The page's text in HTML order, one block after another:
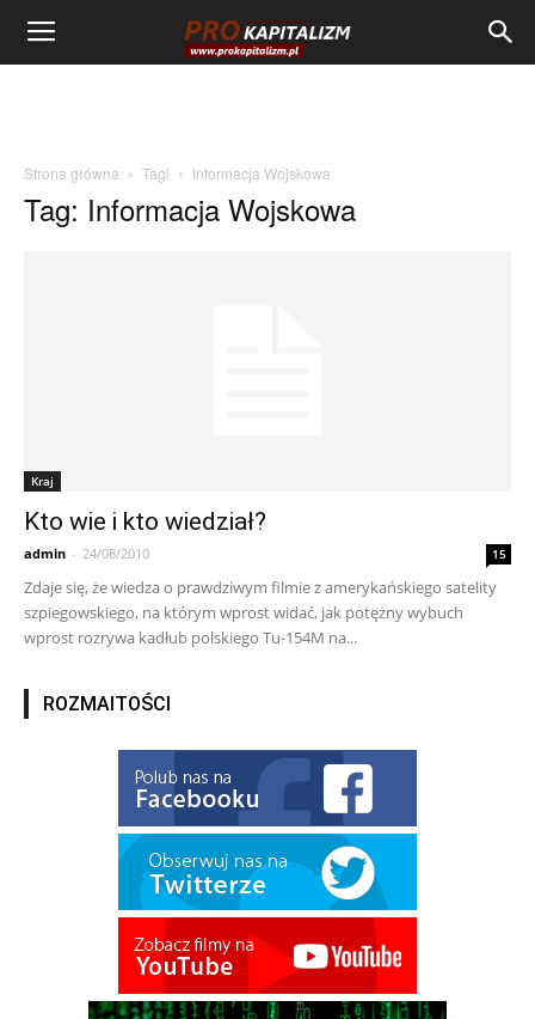
Strona główna Tagi Informacja Wojskowa
Tag: Informacja Wojskowa
Kraj
Kto wie i kto wiedział?
admin - 24/08/2010 15
Zdaje się, że wiedza o prawdziwym filmie z amerykańskiego satelity
szpiegowskiego, na którym wprost widać, jak potężny wybuch
wprost rozrywa kadłub polskiego Tu-154M na...
ROZMAITOŚCI